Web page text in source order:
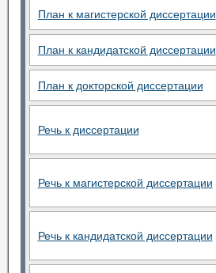
План к магистерской диссертации
План к кандидатской диссертации
План к докторской диссертации
Речь к диссертации
Речь к магистерской диссертации
Речь к кандидатской диссертации